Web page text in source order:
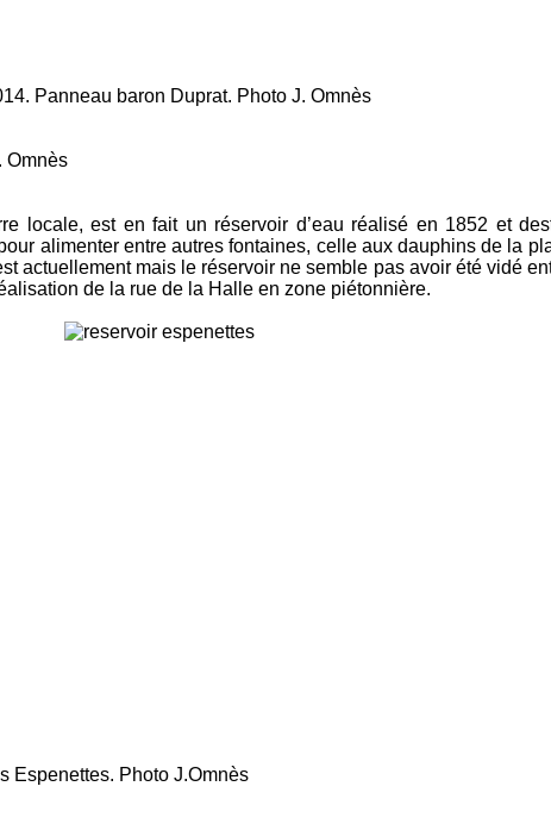
baron Duprat. Photo J. Omnès
locale, est en fait un réservoir d’eau réalisé en 1852 et
alimenter entre autres fontaines, celle aux dauphins de la
actuellement mais le réservoir ne semble pas avoir été vidé
la réalisation de la rue de la Halle en zone piétonnière.
J.Omnès